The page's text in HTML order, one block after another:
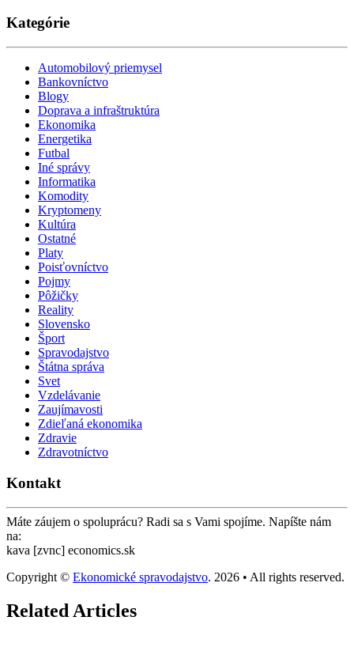
Kategórie
Automobilový priemysel
Bankovníctvo
Blogy
Doprava a infraštruktúra
Ekonomika
Energetika
Futbal
Iné správy
Informatika
Komodity
Kryptomeny
Kultúra
Ostatné
Platy
Poisťovníctvo
Pojmy
Pôžičky
Reality
Slovensko
Šport
Spravodajstvo
Štátna správa
Svet
Vzdelávanie
Zaujímavosti
Zdieľaná ekonomika
Zdravie
Zdravotníctvo
Kontakt
Máte záujem o spoluprácu? Radi sa s Vami spojíme. Napíšte nám
na:
kava [zvnc] economics.sk
Copyright © Ekonomické spravodajstvo. 2026 • All rights reserved.
Related Articles